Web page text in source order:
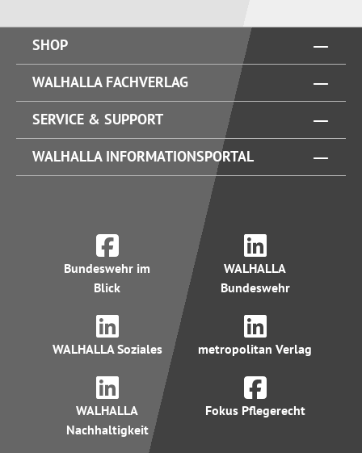
SHOP
WALHALLA FACHVERLAG
SERVICE & SUPPORT
WALHALLA INFORMATIONSPORTAL
Bundeswehr im
Blick
WALHALLA
Bundeswehr
WALHALLA Soziales metropolitan Verlag
WALHALLA
Nachhaltigkeit
Fokus Pflegerecht